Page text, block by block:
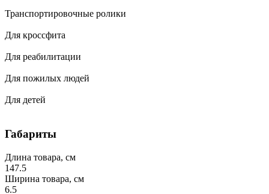
Транспортировочные ролики
Для кроссфита
Для реабилитации
Для пожилых людей
Для детей
Габариты
Длина товара, см
147.5
Ширина товара, см
6.5